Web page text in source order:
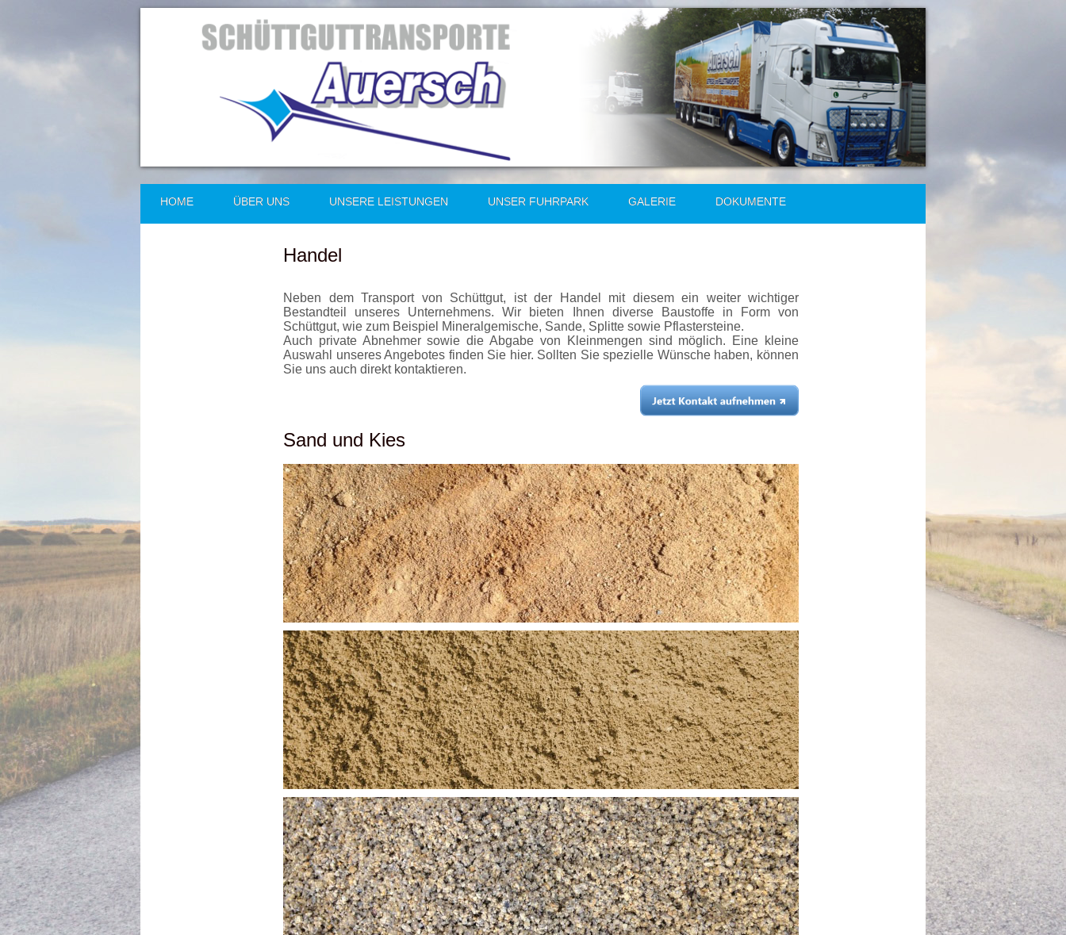
HOME ÜBER UNS UNSERE LEISTUNGEN UNSER FUHRPARK GALERIE DOKUMENTE
Handel
Neben dem Transport von Schüttgut, ist der Handel mit diesem ein weiter wichtiger
Bestandteil unseres Unternehmens. Wir bieten Ihnen diverse Baustoffe in Form von
Schüttgut, wie zum Beispiel Mineralgemische, Sande, Splitte sowie Pflastersteine.
Auch private Abnehmer sowie die Abgabe von Kleinmengen sind möglich. Eine kleine
Auswahl unseres Angebotes finden Sie hier. Sollten Sie spezielle Wünsche haben, können
Sie uns auch direkt kontaktieren.
Sand und Kies